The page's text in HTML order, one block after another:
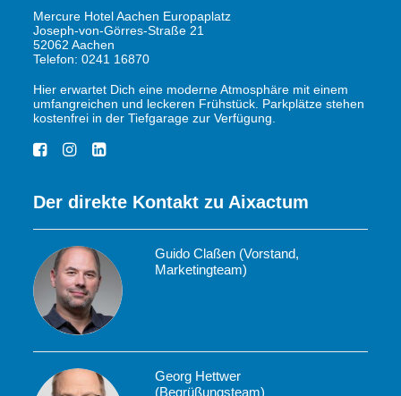
Mercure Hotel Aachen Europaplatz
Joseph-von-Görres-Straße 21
52062 Aachen
Telefon: 0241 16870
Hier erwartet Dich eine moderne Atmosphäre mit einem
umfangreichen und leckeren Frühstück. Parkplätze stehen
kostenfrei in der Tiefgarage zur Verfügung.
Der direkte Kontakt zu Aixactum
Guido Claßen (Vorstand,
Marketingteam)
Georg Hettwer
(Begrüßungsteam)